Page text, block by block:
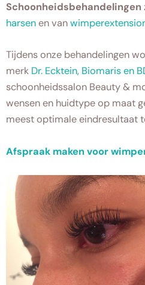
Schoonheidsbehandelingen
harsenen van
Tijdens onze behandelingen
merk Dr. Ecktein, Biomaris en
schoonheidssalon Beauty &
wensen en huidtype op maat
meest optimale eindresultaat
Afspraak maken voor